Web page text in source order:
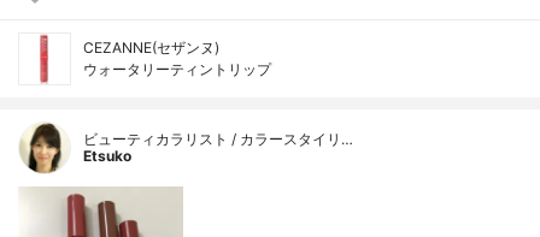
CEZANNE(セザンヌ)
ウォータリーティントリップ
ビューティカラリスト / カラースタイリ…
Etsuko